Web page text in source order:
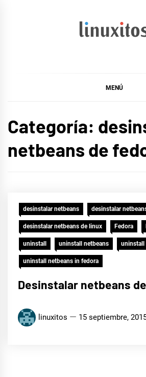
MENÚ
Categoría:
netbeans de
desinstalar netbeans desinstalar
desinstalar netbeans de linux Fedora
uninstall uninstall netbeans uninstall
uninstall netbeans in fedora
Desinstalar netbeans
linuxitos 15 septiembre,